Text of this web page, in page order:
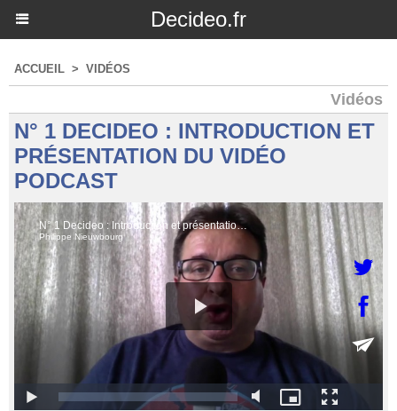
Decideo.fr
ACCUEIL > VIDÉOS
Vidéos
N° 1 DECIDEO : INTRODUCTION ET
PRÉSENTATION DU VIDÉO
PODCAST